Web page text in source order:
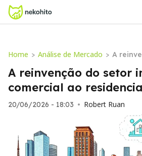
Home > Análise de Mercado > A
iário:
ncial
A reinvenção do setor
comercial ao
20/06/2026 - 18:03 • Robert Ruan